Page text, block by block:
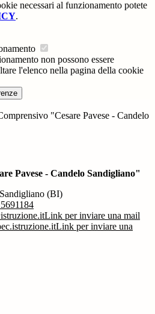
necessari al funzionamento potete
.
non possono essere
l'elenco nella pagina della cookie
"Cesare Pavese - Candelo
Pavese - Candelo Sandigliano"
(BI)
Link per inviare una mail
Link per inviare una